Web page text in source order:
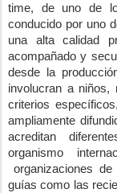
time, de uno de
conducido por uno
una alta calidad
acompañado y
desde la
involucran a niños,
criterios
ampliamente
acreditan
organismo
organizaciones
guías como las